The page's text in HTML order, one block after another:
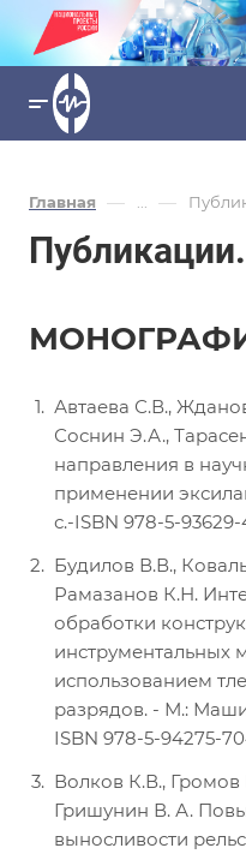
Главная — ... —
Автаева С.В.,
Соснин Э.А.,
направления в
применении
с.-ISBN 978-5-
Будилов В.В.,
Рамазанов К.Н.
обработки
инструментальных
использованием
разрядов. - М.:
ISBN 978-5-94275-
Волков К.В.,
Гришунин В. А.
выносливости